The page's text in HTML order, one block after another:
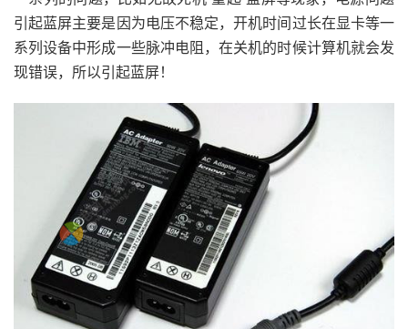
引起蓝屏主要是因为电压不稳定，开机时间过长在显卡等一
系列设备中形成一些脉冲电阻，在关机的时候计算机就会发
现错误，所以引起蓝屏！